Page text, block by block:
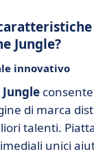
Jungle?
innovativo
di marca
talenti.
unici